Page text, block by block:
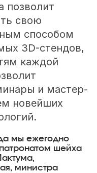
позволит
свою
способом
3D-стендов,
каждой
и мастер-
новейших
мы ежегодно
патронатом шейха
министра